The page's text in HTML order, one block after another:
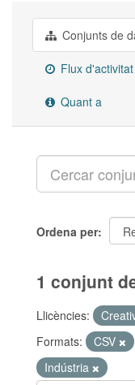
Conjunts de
Flux d'activitat
Quant a
Ordena per
1 conjunt
Llicències:
Formats:
CSV
Indústria